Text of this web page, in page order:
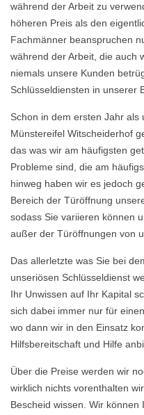
während der Arbeit zu
höheren Preis als den
Fachmänner beanspruchen
während der Arbeit, die auch
niemals unsere Kunden
Schlüsseldiensten in unserer
Schon in dem ersten Jahr als
Münstereifel Witscheiderhof
das was wir am häufigsten
Probleme sind, die am
hinweg haben wir es jedoch
Bereich der Türöffnung
sodass Sie variieren können
außer der Türöffnungen von
Das allerletzte was Sie bei
unseriösen Schlüsseldienst
Ihr Unwissen auf Ihr Kapital
sich dabei immer nur für
wo dann wir in den Einsatz
Hilfsbereitschaft und Hilfe
Über die Preise werden wir
wirklich nichts vorenthalten
Bescheid wissen. Wir